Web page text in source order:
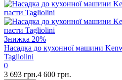
Знижка 20%
Насадка до кухонної машини
Tagliolini
0
3 693 грн.4 600 грн.